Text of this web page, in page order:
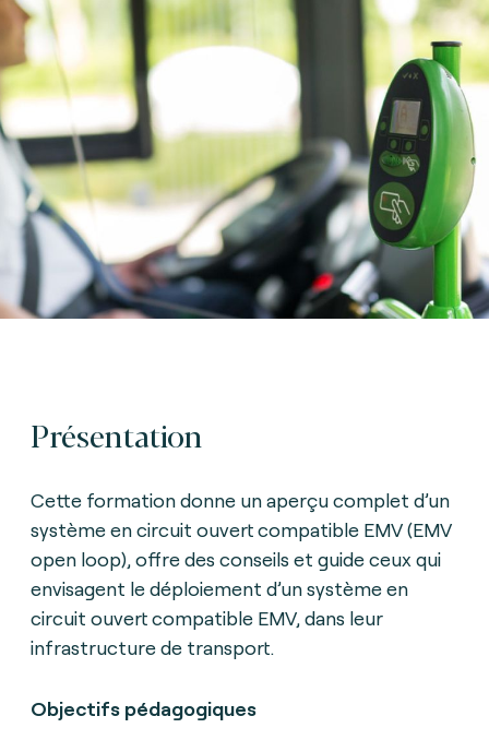
Présentation
Cette formation donne un aperçu complet d’un
système en circuit ouvert compatible EMV (EMV
open loop), offre des conseils et guide ceux qui
envisagent le déploiement d’un système en
circuit ouvert compatible EMV, dans leur
infrastructure de transport.
Objectifs pédagogiques